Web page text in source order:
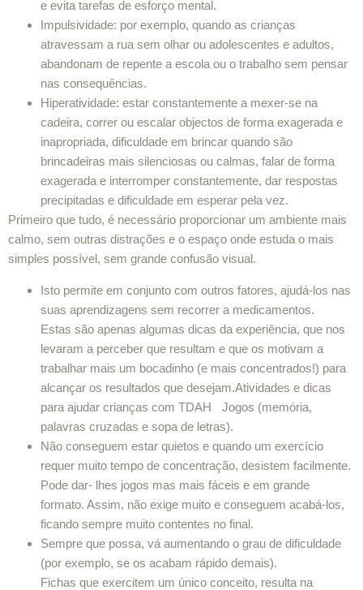
e evita tarefas de esforço mental.
Impulsividade: por exemplo, quando as crianças
atravessam a rua sem olhar ou adolescentes e adultos,
abandonam de repente a escola ou o trabalho sem pensar
nas consequências.
Hiperatividade: estar constantemente a mexer-se na
cadeira, correr ou escalar objectos de forma exagerada e
inapropriada, dificuldade em brincar quando são
brincadeiras mais silenciosas ou calmas, falar de forma
exagerada e interromper constantemente, dar respostas
precipitadas e dificuldade em esperar pela vez.
Primeiro que tudo, é necessário proporcionar um ambiente mais
calmo, sem outras distrações e o espaço onde estuda o mais
simples possível, sem grande confusão visual.
Isto permite em conjunto com outros fatores, ajudá-los nas
suas aprendizagens sem recorrer a medicamentos.
Estas são apenas algumas dicas da experiência, que nos
levaram a perceber que resultam e que os motivam a
trabalhar mais um bocadinho (e mais concentrados!) para
alcançar os resultados que desejam.Atividades e dicas
para ajudar crianças com TDAH Jogos (memória,
palavras cruzadas e sopa de letras).
Não conseguem estar quietos e quando um exercício
requer muito tempo de concentração, desistem facilmente.
Pode dar- lhes jogos mas mais fáceis e em grande
formato. Assim, não exige muito e conseguem acabá-los,
ficando sempre muito contentes no final.
Sempre que possa, vá aumentando o grau de dificuldade
(por exemplo, se os acabam rápido demais).
Fichas que exercitem um único conceito, resulta na